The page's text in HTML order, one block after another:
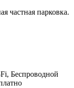
частная парковка.
Беспроводной